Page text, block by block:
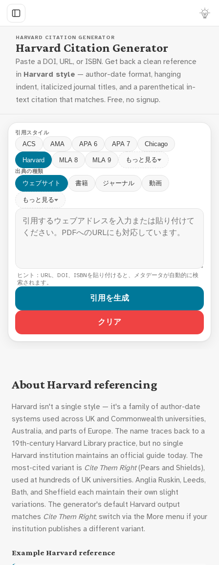
HARVARD CITATION GENERATOR
Harvard Citation Generator
Paste a DOI, URL, or ISBN. Get back a clean reference
in Harvard style — author-date format, hanging
indent, italicized journal titles, and a parenthetical in-
text citation that matches. Free, no signup.
引用スタイル
ACS AMA APA 6 APA 7 Chicago
Harvard MLA 8 MLA 9 もっと見る
出典の種類
ウェブサイト 書籍 ジャーナル 動画
もっと見る
ヒント：URL、DOI、ISBNを貼り付けると、メタデータが自動的に検
索されます。
引用を生成
クリア
About Harvard referencing
Harvard isn't a single style — it's a family of author-date
systems used across UK and Commonwealth universities,
Australia, and parts of Europe. The name traces back to a
19th-century Harvard Library practice, but no single
Harvard institution maintains an official guide today. The
most-cited variant is Cite Them Right(Pears and Shields),
used at hundreds of UK universities. Anglia Ruskin, Leeds,
Bath, and Sheffield each maintain their own slight
variations. The generator's default Harvard output
matches Cite Them Right; switch via the More menu if your
institution publishes a different variant.
Example Harvard reference